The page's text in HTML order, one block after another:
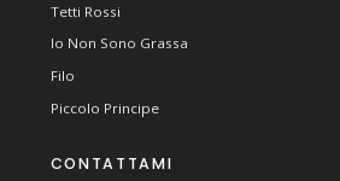
Tetti Rossi
Io Non Sono Grassa
Filo
Piccolo Principe
CONTATTAMI